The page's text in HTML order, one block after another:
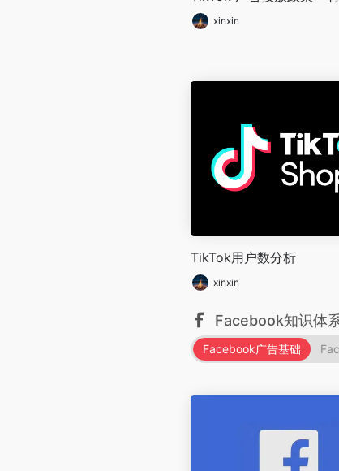
xinxin
TikTok用户数分析
xinxin
Facebook知识体
Facebook广告基础